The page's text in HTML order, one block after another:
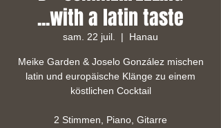
...with a latin taste
sam. 22 juil.
  |
Hanau
Meike Garden & Joselo González mischen
latin und europäische Klänge zu einem
köstlichen Cocktail
2 Stimmen, Piano, Gitarre